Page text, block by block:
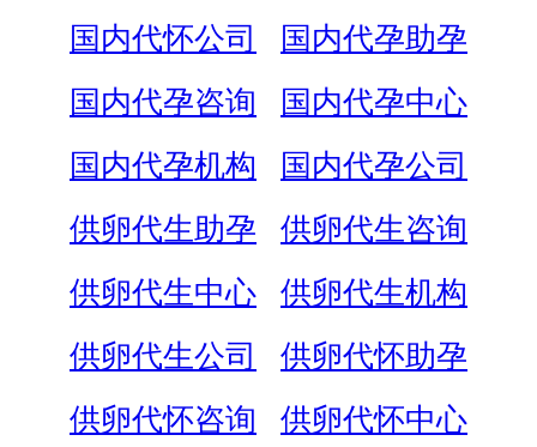
国内代怀公司
国内代孕助孕
国内代孕咨询
国内代孕中心
国内代孕机构
国内代孕公司
供卵代生助孕
供卵代生咨询
供卵代生中心
供卵代生机构
供卵代生公司
供卵代怀助孕
供卵代怀咨询
供卵代怀中心